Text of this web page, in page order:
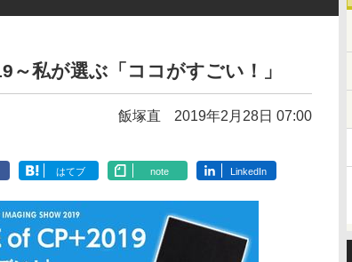
～私が選ぶ「ココがすごい！」
飯塚直 2019年2月28日 07:00
はてブ note LinkedIn